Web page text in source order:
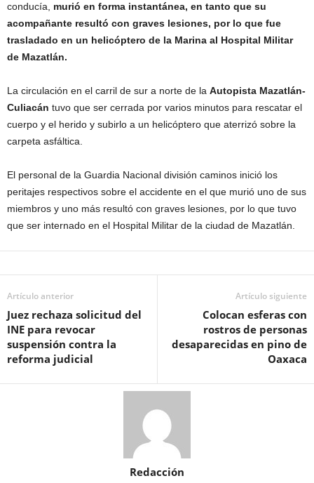
conducía, murió en forma instantánea, en tanto que su
acompañante resultó con graves lesiones, por lo que fue
trasladado en un helicóptero de la Marina al Hospital Militar
de Mazatlán.
La circulación en el carril de sur a norte de la Autopista Mazatlán-
Culiacán tuvo que ser cerrada por varios minutos para rescatar el
cuerpo y el herido y subirlo a un helicóptero que aterrizó sobre la
carpeta asfáltica.
El personal de la Guardia Nacional división caminos inició los
peritajes respectivos sobre el accidente en el que murió uno de sus
miembros y uno más resultó con graves lesiones, por lo que tuvo
que ser internado en el Hospital Militar de la ciudad de Mazatlán.
Artículo anterior
Juez rechaza solicitud del
INE para revocar
suspensión contra la
reforma judicial
Artículo siguiente
Colocan esferas con
rostros de personas
desaparecidas en pino de
Oaxaca
Redacción